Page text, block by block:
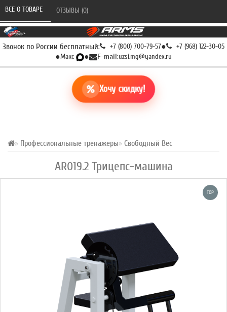
Звонок по России бесплатный: +7 (800) 700-79-57● +7 (968) 122-30-05
●Макс ● E-mail:uzsi.mg@yandex.ru
Хочу скидку!
Профессиональные тренажеры Свободный Вес
AR019.2 Трицепс-машина
ВСЕ О ТОВАРЕ ОТЗЫВЫ (0)
TOP